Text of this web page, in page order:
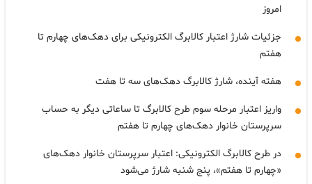
امروز
جزئیات شارژ اعتبار کالابرگ الکترونیکی برای دهک‌های چهارم تا
هفتم
هفته آینده، شارژ کالابرگ دهک‌های سه تا هفت
واریز اعتبار مرحله سوم طرح کالابرگ تا ساعاتی دیگر به حساب
سرپرستان خانوار دهک‌های چهارم تا هفتم
در طرح کالابرگ الکترونیکی: اعتبار سرپرستان خانوار دهک‌های
«چهارم تا هفتم»، پنج شنبه شارژ می‌شود